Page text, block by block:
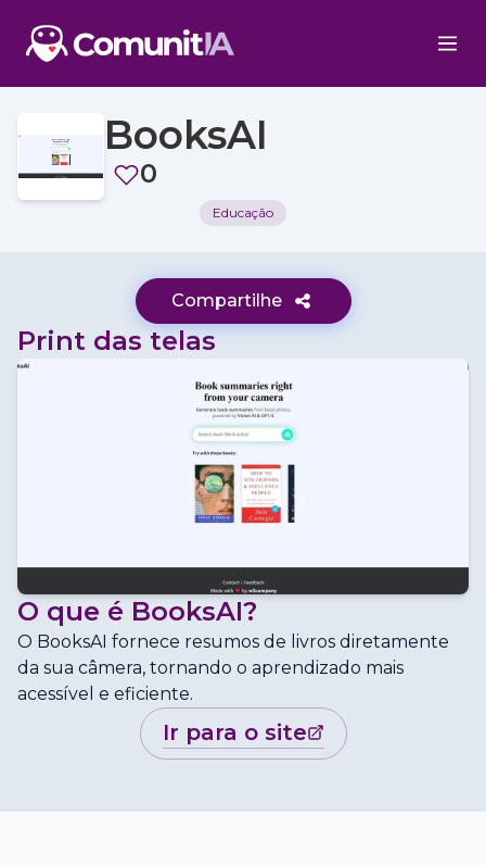
BooksAI
0
Educação
Compartilhe
Print das telas
O que é BooksAI?
O BooksAI fornece resumos de livros diretamente
da sua câmera, tornando o aprendizado mais
acessível e eficiente.
ir para o site